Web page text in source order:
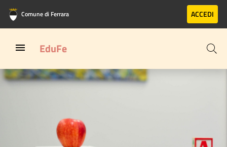
Vai al contenuto principale
Vai al footer
Comune di Ferrara ACCEDI
EduFe